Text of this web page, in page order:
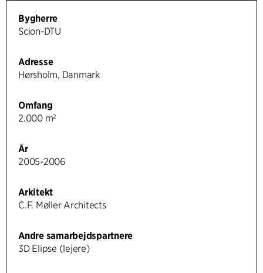
Bygherre
Scion-DTU
Adresse
Hørsholm, Danmark
Omfang
2.000 m²
År
2005-2006
Arkitekt
C.F. Møller Architects
Andre samarbejdspartnere
3D Elipse (lejere)